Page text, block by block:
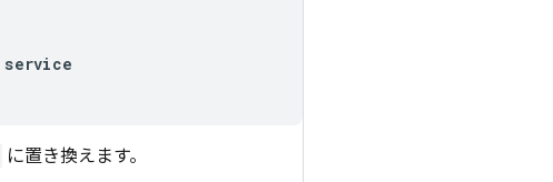
service
に置き換えます。